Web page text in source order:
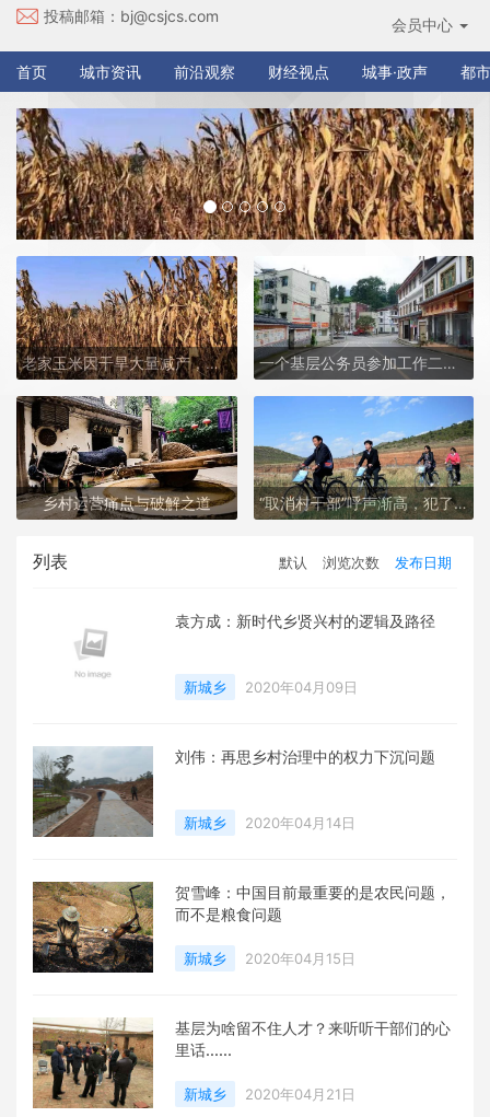
投稿邮箱： bj@csjcs.com 会员中心
首页 城市资讯 前沿观察 财经视点 城事·政声 都
老家玉米因干旱大量减产，地里的水井为何没发挥作用？ 一个基层公务员参加工作二十年回眸
乡村运营痛点与破解之道 “取消村干部”呼声渐高，犯了啥错？村干部该如何自处？
列表 默认 浏览次数 发布日期
袁方成：新时代乡贤兴村的逻辑及路径
新城乡 2020年04月09日
刘伟：再思乡村治理中的权力下沉问题
新城乡 2020年04月14日
贺雪峰：中国目前最重要的是农民问题，
而不是粮食问题
新城乡 2020年04月15日
基层为啥留不住人才？来听听干部们的心
里话......
新城乡 2020年04月21日